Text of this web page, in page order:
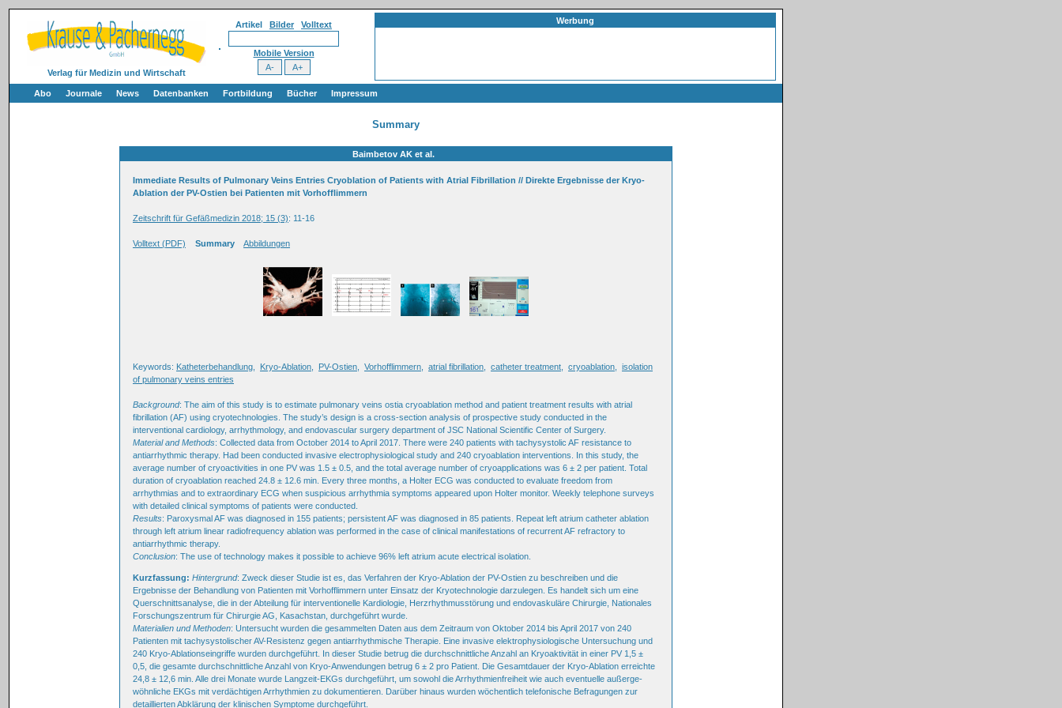
Verlag für Medizin und Wirtschaft
Artikel Bilder Volltext
Mobile Version
Werbung
Abo Journale News Datenbanken Fortbildung Bücher Impressum
Summary
Baimbetov AK et al.
Immediate Results of Pulmonary Veins Entries Cryoblation of Patients with Atrial Fibrillation // Direkte Ergebnisse der Kryo-
Ablation der PV-Ostien bei Patienten mit Vorhofflimmern
Zeitschrift für Gefäßmedizin 2018; 15 (3): 11-16
Volltext (PDF) Summary Abbildungen
Keywords: Katheterbehandlung Kryo-Ablation PV-Ostien Vorhofflimmern atrial fibrillation catheter treatment cryoablation
isolation
of pulmonary veins entries
Background: The aim of this study is to estimate pulmonary veins ostia cryoablation method and patient treatment results with atrial
fibrillation (AF) using cryotechnologies. The study’s design is a cross-section analysis of prospective study conducted in the
interventional cardiology, arrhythmology, and endovascular surgery department of JSC National Scientific Center of Surgery.
Material and Methods: Collected data from October 2014 to April 2017. There were 240 patients with tachysystolic AF resistance to
antiarrhythmic therapy. Had been conducted invasive electrophysiological study and 240 cryo­ablation interventions. In this study, the
average number of cryoactivities in one PV was 1.5 ± 0.5, and the total average number of cryoapplications was 6 ± 2 per patient. Total
duration of cryoablation reached 24.8 ± 12.6 min. Every three months, a Holter ECG was conducted to evaluate freedom from
arrhythmias and to extraordinary ECG when suspicious arrhythmia symptoms appeared upon Holter monitor. Weekly telephone surveys
with detailed clinical symptoms of patients were conducted.
Results: Paroxysmal AF was diagnosed in 155 patients; persistent AF was diagnosed in 85 patients. Repeat left atrium catheter ablation
through left atrium linear radiofrequency ablation was performed in the case of clinical manifestations of recurrent AF refractory to
antiarrhythmic therapy.
Conclusion: The use of technology makes it possible to achieve 96% left atrium acute electrical isolation.
Kurzfassung: Hintergrund: Zweck dieser Studie ist es, das Verfahren der Kryo-Ablation der PV-Ostien zu beschreiben und die
Ergebnisse der Behandlung von Patienten mit Vorhofflimmern unter Einsatz der Kryo­technologie darzulegen. Es handelt sich um eine
Querschnittsanalyse, die in der Abteilung für interventionelle Kardiologie, Herzrhythmusstörung und endovaskuläre Chirurgie, Nationales
Forschungszentrum für Chirurgie AG, Kasachstan, durchgeführt wurde.
Materialien und Methoden: Untersucht wurden die gesammelten Daten aus dem Zeitraum von Oktober 2014 bis April 2017 von 240
Patienten mit tachysystolischer AV-Resistenz gegen antiarrhythmische Therapie. Eine invasive elektrophysiologische Untersuchung und
240 Kryo-Ablationseingriffe wurden durchgeführt. In dieser Studie betrug die durchschnittliche Anzahl an Kryoaktivität in einer PV 1,5 ±
0,5, die gesamte durchschnittliche Anzahl von Kryo-Anwendungen betrug 6 ± 2 pro Patient. Die Gesamtdauer der Kryo-Ablation erreichte
24,8 ± 12,6 min. Alle drei Monate wurde Langzeit-EKGs durchgeführt, um sowohl die Arrhythmienfreiheit wie auch eventuelle außer­ge­
wöhn­liche EKGs mit verdächtigen Arrhythmien zu dokumentieren. Darüber hinaus wurden wöchentlich telefonische Befragungen zur
detaillierten Abklärung der klinischen Symptome durchgeführt.